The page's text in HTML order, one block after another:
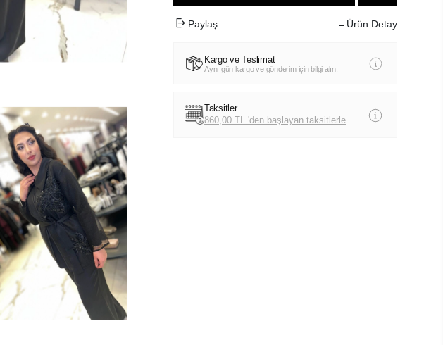
Paylaş Ürün Detay
Kargo ve Teslimat
Aynı gün kargo ve gönderim için bilgi alın.
Taksitler
860,00 TL 'den başlayan taksitlerle